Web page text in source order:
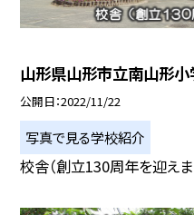
山形県山形市立南山形
公開日 2022/11/22
写真で見る学校紹介
校舎（創立130周年を迎えま